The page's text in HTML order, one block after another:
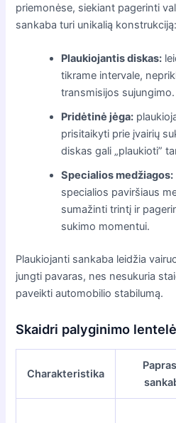
priemonėse, siekiant pagerinti
sankaba turi unikalią konstrukciją:
Plaukiojantis diskas:
tikrame intervale,
transmisijos sujungimo.
Pridėtinė jėga:
prisitaikyti prie įvairių
diskas gali „plaukioti”
Specialios medžiagos:
specialios paviršiaus
sumažinti trintį ir
sukimo momentui.
Plaukiojanti sankaba leidžia
jungti pavaras, nes nesukuria
paveikti automobilio stabilumą.
Skaidri palyginimo lentelė
Charakteristika